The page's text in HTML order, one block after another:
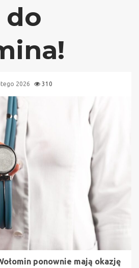
do
2026 310
ponownie mają okazję